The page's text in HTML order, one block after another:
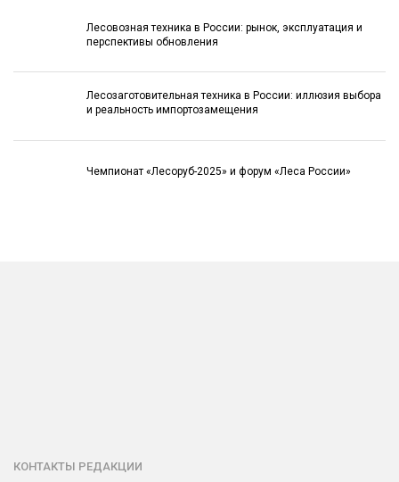
Лесовозная техника в России: рынок, эксплуатация и
перспективы обновления
Лесозаготовительная техника в России: иллюзия выбора
и реальность импортозамещения
Чемпионат «Лесоруб-2025» и форум «Леса России»
КОНТАКТЫ РЕДАКЦИИ